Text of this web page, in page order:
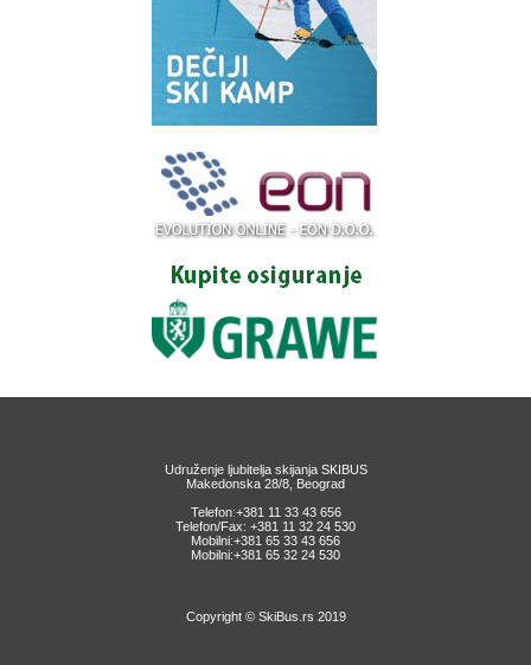
Udruženje ljubitelja skijanja SKIBUS
Makedonska 28/8, Beograd
Telefon:+381 11 33 43 656
Telefon/Fax: +381 11 32 24 530
Mobilni:+381 65 33 43 656
Mobilni:+381 65 32 24 530
Copyright © SkiBus.rs 2019